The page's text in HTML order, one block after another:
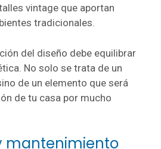
vintage que aportan
tradicionales.
del diseño debe equilibrar
No solo se trata de un
de un elemento que será
de tu casa por mucho
mantenimiento